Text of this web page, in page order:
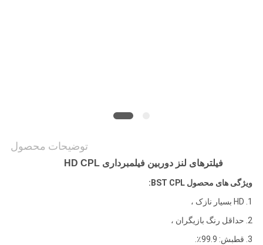
توضیحات محصول
فیلترهای لنز دوربین فیلمبرداری HD CPL
ویژگی های محصول BST CPL:
1. HD بسیار نازک ،
2. حداقل رنگ بازیگران ،
3. قطبش: 99.9٪.